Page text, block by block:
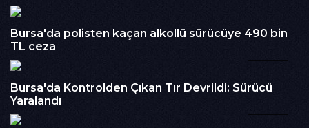
Kategori :
Embed Kodu :
Bursa'da polisten kaçan alkollü sürücüye 490 bin
TL ceza
Bursa'da Kontrolden Çıkan Tır Devrildi: Sürücü
Yaralandı